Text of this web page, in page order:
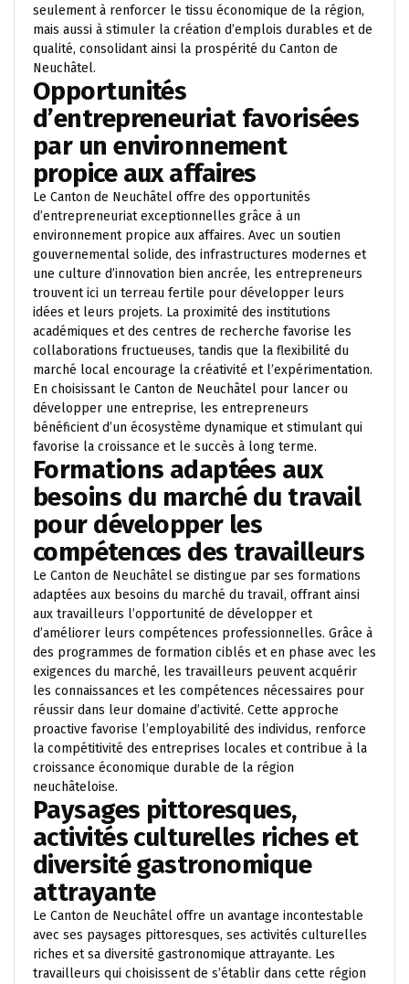
seulement à renforcer le tissu économique de la région,
mais aussi à stimuler la création d’emplois durables et de
qualité, consolidant ainsi la prospérité du Canton de
Neuchâtel.
Opportunités
d’entrepreneuriat favorisées
par un environnement
propice aux affaires
Le Canton de Neuchâtel offre des opportunités
d’entrepreneuriat exceptionnelles grâce à un
environnement propice aux affaires. Avec un soutien
gouvernemental solide, des infrastructures modernes et
une culture d’innovation bien ancrée, les entrepreneurs
trouvent ici un terreau fertile pour développer leurs
idées et leurs projets. La proximité des institutions
académiques et des centres de recherche favorise les
collaborations fructueuses, tandis que la flexibilité du
marché local encourage la créativité et l’expérimentation.
En choisissant le Canton de Neuchâtel pour lancer ou
développer une entreprise, les entrepreneurs
bénéficient d’un écosystème dynamique et stimulant qui
favorise la croissance et le succès à long terme.
Formations adaptées aux
besoins du marché du travail
pour développer les
compétences des travailleurs
Le Canton de Neuchâtel se distingue par ses formations
adaptées aux besoins du marché du travail, offrant ainsi
aux travailleurs l’opportunité de développer et
d’améliorer leurs compétences professionnelles. Grâce à
des programmes de formation ciblés et en phase avec les
exigences du marché, les travailleurs peuvent acquérir
les connaissances et les compétences nécessaires pour
réussir dans leur domaine d’activité. Cette approche
proactive favorise l’employabilité des individus, renforce
la compétitivité des entreprises locales et contribue à la
croissance économique durable de la région
neuchâteloise.
Paysages pittoresques,
activités culturelles riches et
diversité gastronomique
attrayante
Le Canton de Neuchâtel offre un avantage incontestable
avec ses paysages pittoresques, ses activités culturelles
riches et sa diversité gastronomique attrayante. Les
travailleurs qui choisissent de s’établir dans cette région